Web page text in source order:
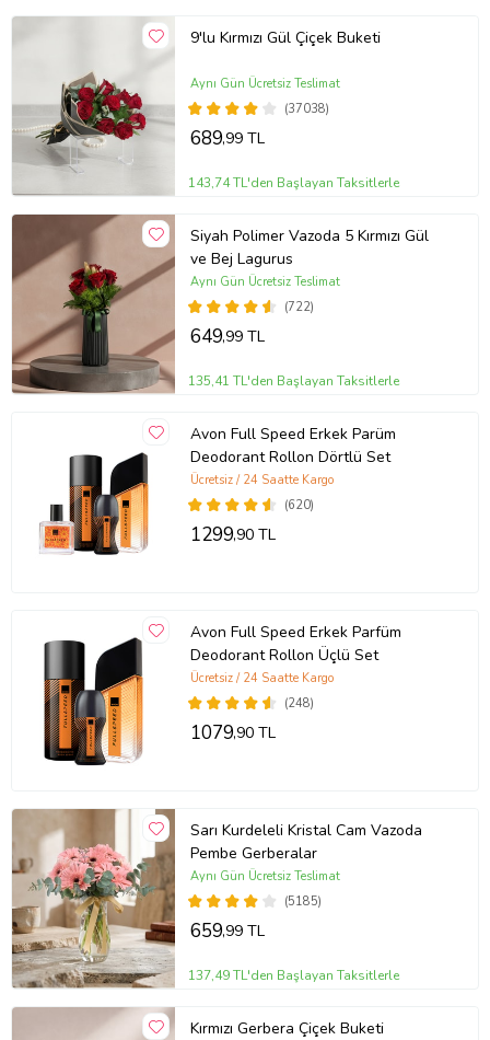
9'lu Kırmızı Gül Çiçek Buketi
(37038)
Aynı Gün Ücretsiz Teslimat
689,99 TL
143,74 TL'den Başlayan Taksitlerle
Siyah Polimer Vazoda 5 Kırmızı Gül
ve Bej Lagurus
(722)
Aynı Gün Ücretsiz Teslimat
649,99 TL
135,41 TL'den Başlayan Taksitlerle
Avon Full Speed Erkek Parüm
Deodorant Rollon Dörtlü Set
(620)
Ücretsiz / 24 Saatte Kargo
1299,90 TL
Avon Full Speed Erkek Parfüm
Deodorant Rollon Üçlü Set
(248)
Ücretsiz / 24 Saatte Kargo
1079,90 TL
Sarı Kurdeleli Kristal Cam Vazoda
Pembe Gerberalar
(5185)
Aynı Gün Ücretsiz Teslimat
659,99 TL
137,49 TL'den Başlayan Taksitlerle
Kırmızı Gerbera Çiçek Buketi